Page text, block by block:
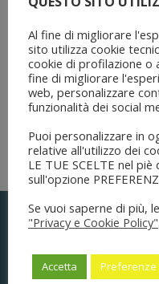
5 Agosto 2026
Legge 28
Al fine di migliorare
sito utilizza cookie
cookie di profilazione
fine di migliorare
web, personalizzare
funzionalità dei social
Puoi personalizzare in
relative all'utilizzo dei
LE TUE SCELTE nel
sull'opzione
Se vuoi saperne di più,
"Privacy e Cookie Policy".
Accetta Preferenze